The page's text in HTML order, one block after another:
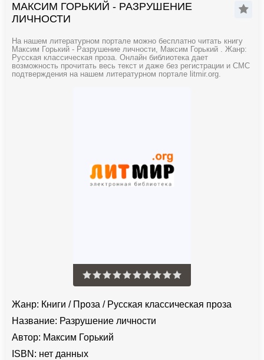
МАКСИМ ГОРЬКИЙ - РАЗРУШЕНИЕ
ЛИЧНОСТИ
На нашем литературном портале можно бесплатно читать книгу
Максим Горький - Разрушение личности, Максим Горький . Жанр:
Русская классическая проза. Онлайн библиотека дает
возможность прочитать весь текст и даже без регистрации и СМС
подтверждения на нашем литературном портале litmir.org.
Жанр: Книги / Проза / Русская классическая проза
Название: Разрушение личности
Автор: Максим Горький
ISBN: нет данных